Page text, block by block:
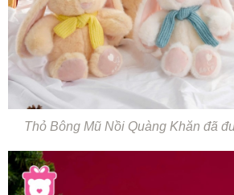
Thỏ Bông Mũ Nồi Quàng Khăn đã